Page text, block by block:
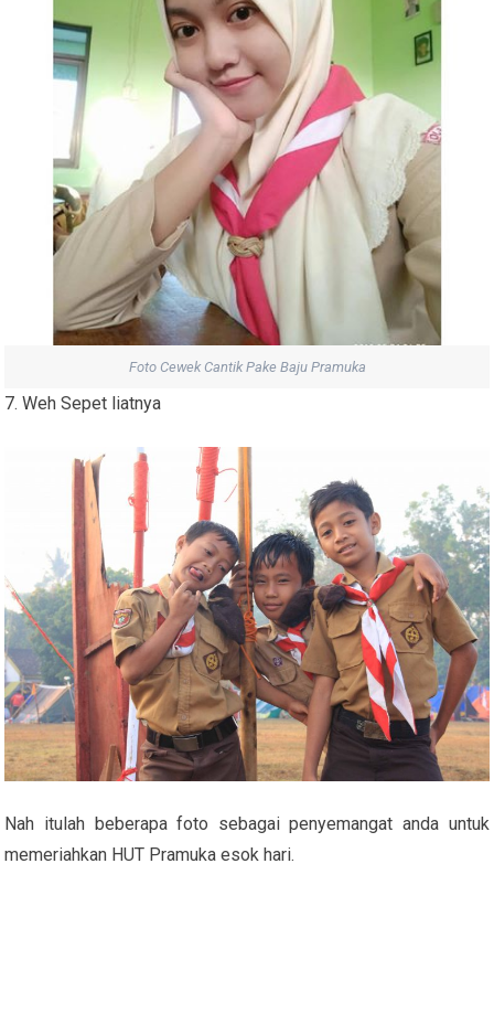
Foto Cewek Cantik Pake Baju Pramuka
7. Weh Sepet liatnya
Nah itulah beberapa foto sebagai penyemangat anda untuk
memeriahkan HUT Pramuka esok hari.